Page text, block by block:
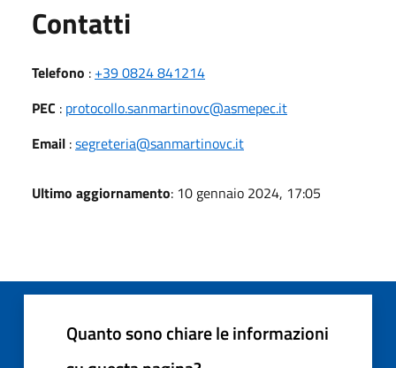
Contatti
Telefono : +39 0824 841214
PEC : protocollo.sanmartinovc@asmepec.it
Email :segreteria@sanmartinovc.it
Ultimo aggiornamento: 10 gennaio 2024, 17:05
Quanto sono chiare le informazioni